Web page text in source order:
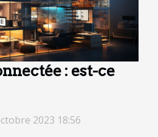
: est-ce
2023 18:56